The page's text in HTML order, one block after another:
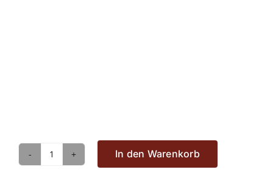
TQJ,
In den Warenkorb